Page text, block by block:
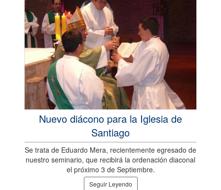
Nuevo diácono para la Iglesia de
Santiago
Se trata de Eduardo Mera, recientemente egresado de
nuestro seminario, que recibirá la ordenación diaconal
el próximo 3 de Septiembre.
Seguir Leyendo